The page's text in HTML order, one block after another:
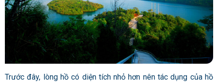
Trước đây, lòng hồ có diện tích nhỏ hơn nên tác dụng của hồ